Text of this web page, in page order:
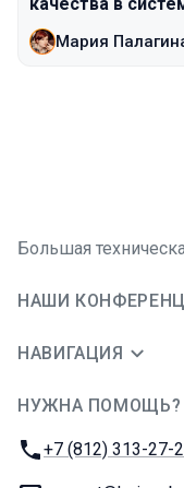
Мария
Большая
НАШИ
НАВИГАЦИЯ
НУЖНА ПОМОЩЬ?
Телефон:
+7 (812) 313-27-